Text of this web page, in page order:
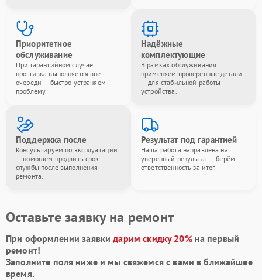
Приоритетное
обслуживание
При гарантийном случае
прошивка выполняется вне
очереди — быстро устраняем
проблему.
Надёжные
комплектующие
В рамках обслуживания
применяем проверенные детали
— для стабильной работы
устройства.
Поддержка после
Консультируем по эксплуатации
— помогаем продлить срок
службы после выполнения
ремонта.
Результат под гарантией
Наша работа направлена на
уверенный результат — берём
ответственность за итог.
Оставьте заявку на ремонт
При оформлении заявкидарим скидку 20%на первый
ремонт!
Заполните поля ниже и мы свяжемся с вами в ближайшее
время.